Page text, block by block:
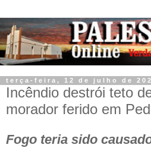
terça-feira, 12 de julho de
Incêndio destrói teto
morador ferido em
Fogo teria sido